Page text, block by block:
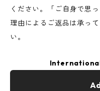
ください。「ご自身で思
理由によるご返品は承っ
い。